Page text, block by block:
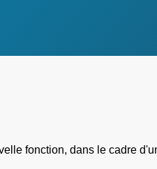
fonction, dans le cadre